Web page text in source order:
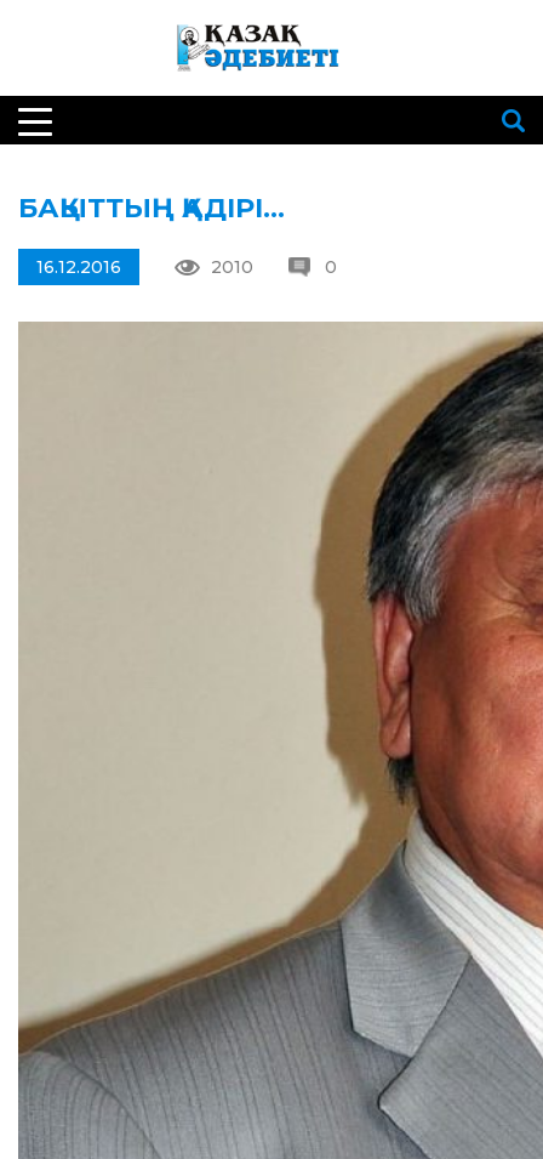
БАҚЫТТЫҢ ҚАДІРІ…
16.12.2016 2010 0